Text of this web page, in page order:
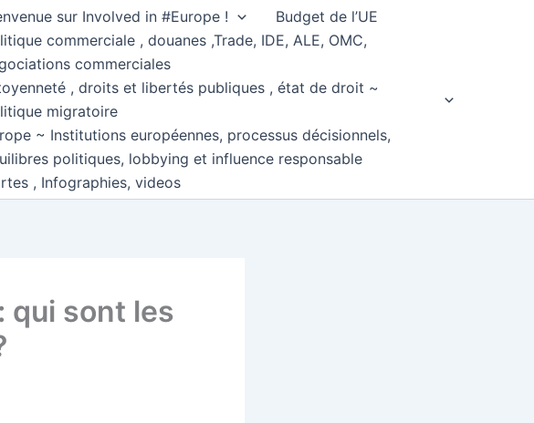
sur Involved in #Europe !
Budget de l’UE
commerciale , douanes ,Trade, IDE, ALE, OMC,
commerciales
, droits et libertés publiques , état de droit ~
migratoire
~ Institutions européennes, processus décisionnels,
politiques, lobbying et influence responsable
, Infographies, videos
qui sont les